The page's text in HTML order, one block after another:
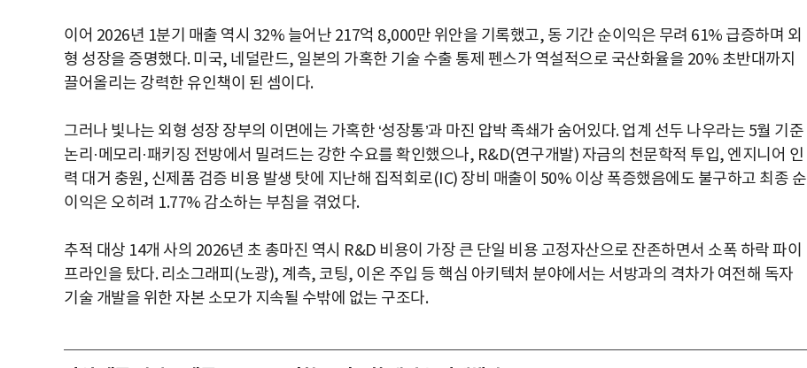
이어 2026년 1분기 매출 역시 32% 늘어난 217억 8,000만 위안을 기록했고, 동 기간 순이익은 무려 61% 급증하며 외
형 성장을 증명했다. 미국, 네덜란드, 일본의 가혹한 기술 수출 통제 펜스가 역설적으로 국산화율을 20% 초반대까지
끌어올리는 강력한 유인책이 된 셈이다.
그러나 빛나는 외형 성장 장부의 이면에는 가혹한 ‘성장통’과 마진 압박 족쇄가 숨어있다. 업계 선두 나우라는 5월 기준
논리·메모리·패키징 전방에서 밀려드는 강한 수요를 확인했으나, R&D(연구개발) 자금의 천문학적 투입, 엔지니어 인
력 대거 충원, 신제품 검증 비용 발생 탓에 지난해 집적회로(IC) 장비 매출이 50% 이상 폭증했음에도 불구하고 최종 순
이익은 오히려 1.77% 감소하는 부침을 겪었다.
추적 대상 14개 사의 2026년 초 총마진 역시 R&D 비용이 가장 큰 단일 비용 고정자산으로 잔존하면서 소폭 하락 파이
프라인을 탔다. 리소그래피(노광), 계측, 코팅, 이온 주입 등 핵심 아키텍처 분야에서는 서방과의 격차가 여전해 독자
기술 개발을 위한 자본 소모가 지속될 수밖에 없는 구조다.